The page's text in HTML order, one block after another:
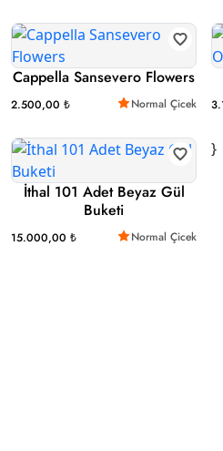
Cappella Sansevero Flowers
2.500,00 ₺ Normal Çicek
İthal 101 Adet Beyaz Gül
Buketi
15.000,00 ₺ Normal Çicek
}